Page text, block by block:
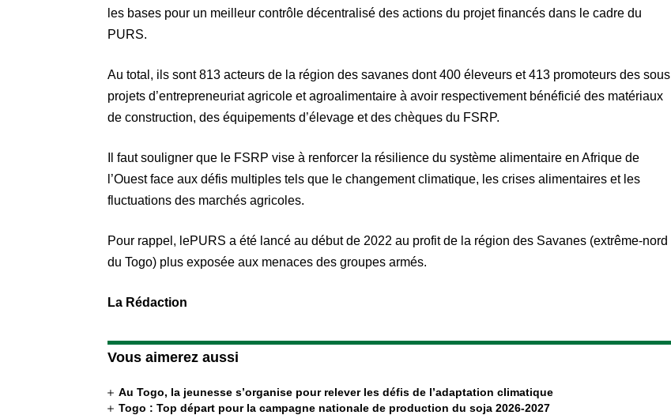
les bases pour un meilleur contrôle décentralisé des actions du projet financés dans le cadre du
PURS.
Au total, ils sont 813 acteurs de la région des savanes dont 400 éleveurs et 413 promoteurs des sous
projets d’entrepreneuriat agricole et agroalimentaire à avoir respectivement bénéficié des matériaux
de construction, des équipements d’élevage et des chèques du FSRP.
Il faut souligner que le FSRP vise à renforcer la résilience du système alimentaire en Afrique de
l’Ouest face aux défis multiples tels que le changement climatique, les crises alimentaires et les
fluctuations des marchés agricoles.
Pour rappel, lePURS a été lancé au début de 2022 au profit de la région des Savanes (extrême-nord
du Togo) plus exposée aux menaces des groupes armés.
La Rédaction
Vous aimerez aussi
Au Togo, la jeunesse s’organise pour relever les défis de l’adaptation climatique
Togo : Top départ pour la campagne nationale de production du soja 2026-2027